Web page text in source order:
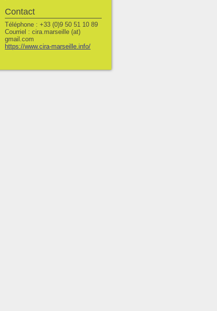
Contact
Téléphone : +33 (0)9 50 51 10 89
Courriel : cira.marseille (at)
gmail.com
https://www.cira-marseille.info/